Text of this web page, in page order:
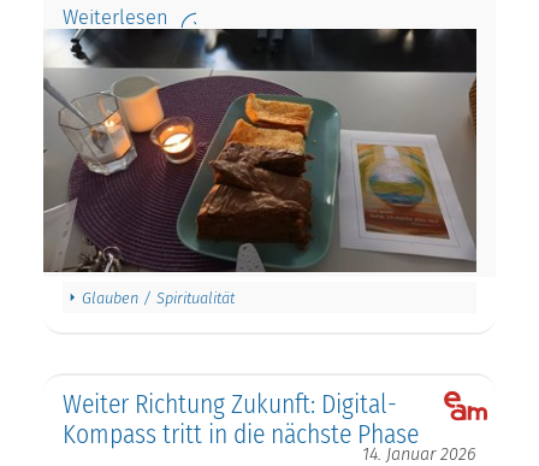
Weiterlesen
Glauben / Spiritualität
Weiter Richtung Zukunft: Digital-
Kompass tritt in die nächste Phase
14. Januar 2026